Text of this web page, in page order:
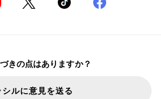
きの点はありますか？
シルに意見を送る